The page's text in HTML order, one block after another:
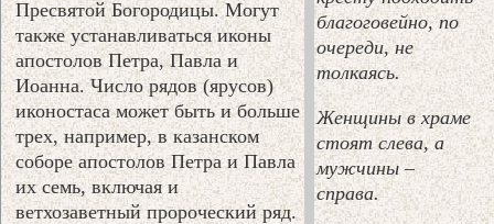
благоговейно, по
очереди, не
толкаясь.
Женщины в храме
стоят слева, а
мужчины –
справа.
Пресвятой Богородицы. Могут
также устанавливаться иконы
апостолов Петра, Павла и
Иоанна. Число рядов (ярусов)
иконостаса может быть и больше
трех, например, в казанском
соборе апостолов Петра и Павла
их семь, включая и
ветхозаветный пророческий ряд.